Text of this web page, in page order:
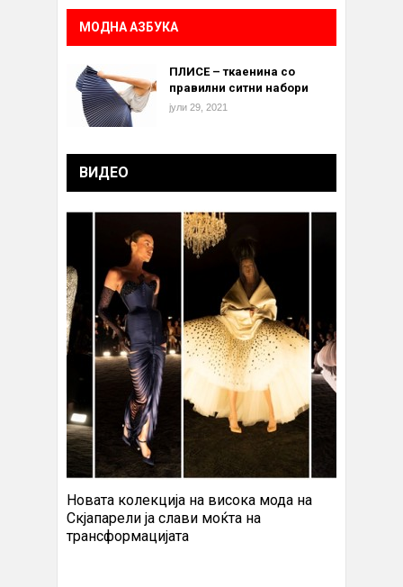
МОДНА АЗБУКА
ПЛИСЕ – ткаенина со
правилни ситни набори
јули 29, 2021
ВИДЕО
Новата колекција на висока мода на
Скјапарели ја слави моќта на
трансформацијата